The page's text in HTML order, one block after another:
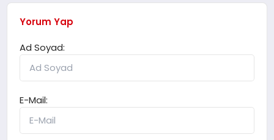
Yorum Yap
Ad Soyad:
E-Mail: